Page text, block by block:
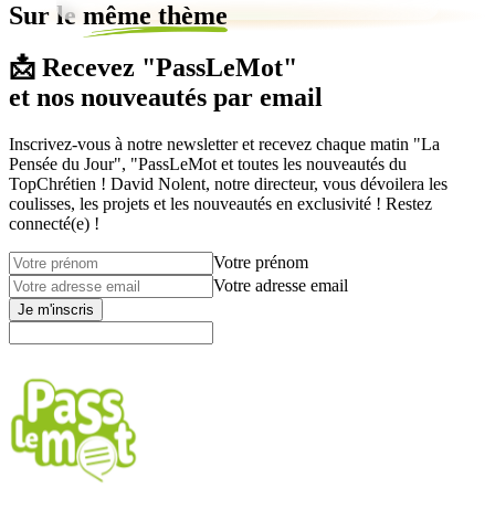
Sur le même thème
📩 Recevez "PassLeMot"
et nos nouveautés par email
Inscrivez-vous à notre newsletter et recevez chaque matin "La
Pensée du Jour", "PassLeMot et toutes les nouveautés du
TopChrétien ! David Nolent, notre directeur, vous dévoilera les
coulisses, les projets et les nouveautés en exclusivité ! Restez
connecté(e) !
Votre prénom
Votre adresse email
Je m'inscris